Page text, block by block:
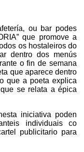
ou bar podes
que promove a
os hostaleiros do
dentro dos menús
o fin de semana
que aparece dentro
que a poeta explica
se relata a épica
iniciativa poden
individuais co
publicitario para